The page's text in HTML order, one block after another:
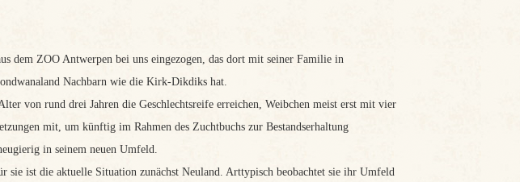
dem ZOO Antwerpen bei uns eingezogen, das dort mit seiner Familie in
Nachbarn wie die Kirk-Dikdiks hat.
von rund drei Jahren die Geschlechtsreife erreichen, Weibchen meist erst mit vier
mit, um künftig im Rahmen des Zuchtbuchs zur Bestandserhaltung
in seinem neuen Umfeld.
sie ist die aktuelle Situation zunächst Neuland. Arttypisch beobachtet sie ihr Umfeld